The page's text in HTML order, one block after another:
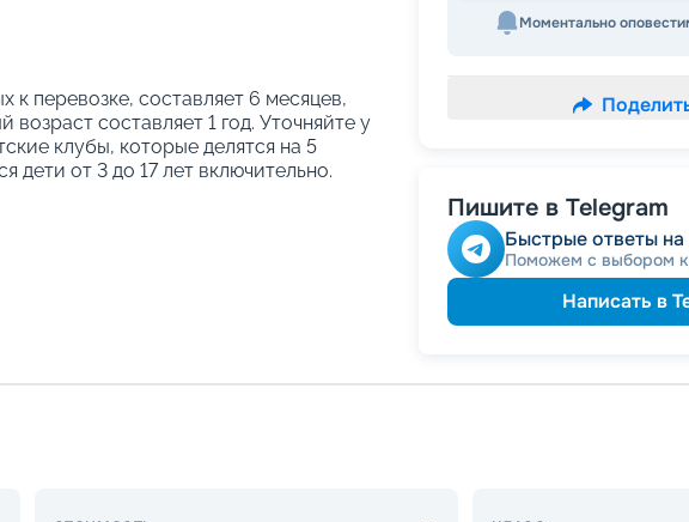
перевозке, составляет 6 месяцев,
составляет 1 год. Уточняйте у
клубы, которые делятся на 5
дети от 3 до 17 лет включительно.
Моментально
Пишите в Telegram
Быстрые ответы
Поможем с выбором
Написать в